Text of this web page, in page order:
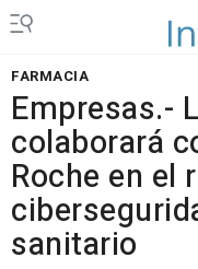
FARMACIA
Empresas.-
colaborará
Roche en el
sanitario